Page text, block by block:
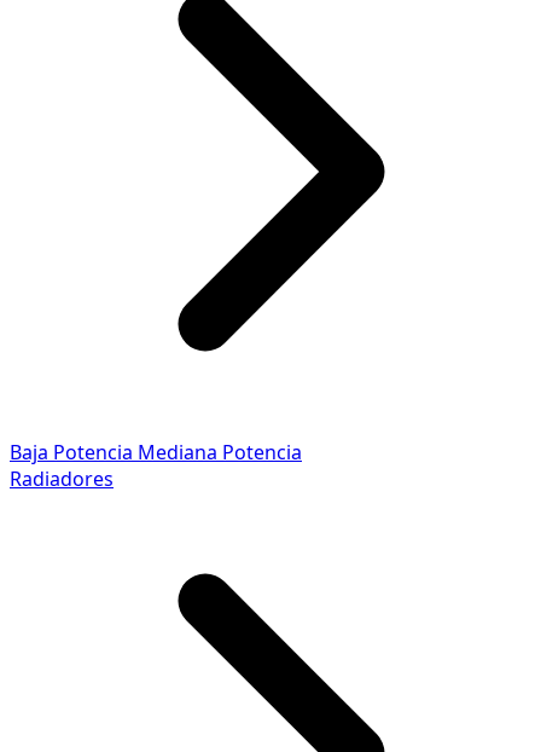
Baja Potencia Mediana Potencia
Radiadores